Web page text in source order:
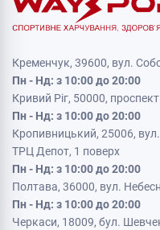
Кременчук, 39600, вул.
Пн - Нд: з 10:00 до 20:00
Кривий Ріг, 50000,
Пн - Нд: з 10:00 до 20:00
Кропивницький, 25006,
ТРЦ Депот, 1 поверх
Пн - Нд: з 10:00 до 20:00
Полтава, 36000, вул.
Пн - Нд: з 10:00 до 20:00
Черкаси, 18009, бул.